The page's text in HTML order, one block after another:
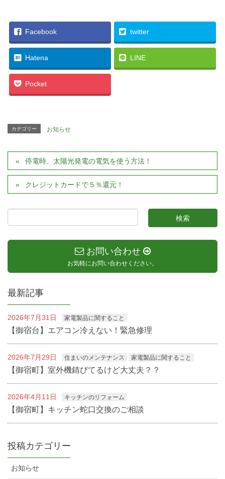
Facebook twitter
Hatena LINE
Pocket
カテゴリー お知らせ
停電時、太陽光発電の電気を使う方法！
クレジットカードで５％還元！
お問い合わせ
お気軽にお問い合わせください。
最新記事
2026年7月31日 家電製品に関すること
【御宿台】エアコン冷えない！緊急修理
2026年7月29日 住まいのメンテナンス 家電製品に関すること
【御宿町】室外機錆びてるけど大丈夫？？
2026年4月11日 キッチンのリフォーム
【御宿町】キッチン蛇口交換のご相談
投稿カテゴリー
お知らせ